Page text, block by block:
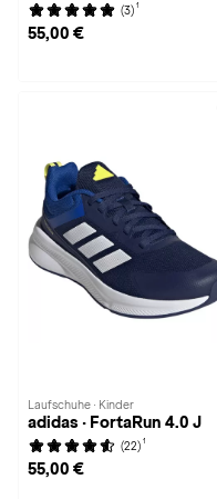
(3) 1
55,00 €
Laufschuhe · Kinder
adidas · FortaRun 4.0 J
(22) 1
55,00 €